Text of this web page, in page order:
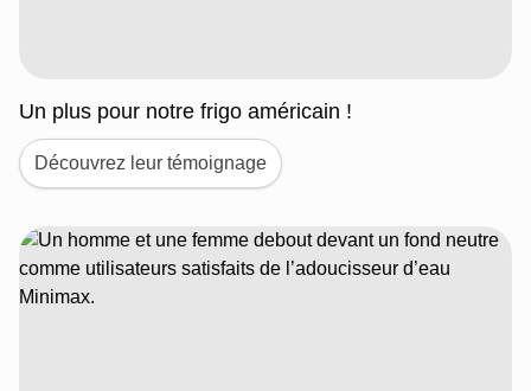
Un plus pour notre frigo américain !
Découvrez leur témoignage